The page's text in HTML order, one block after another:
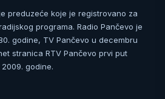
preduzeće koje je registrovano za
programa. Radio Pančevo je
godine, TV Pančevo u decembru
stranica RTV Pančevo prvi put
godine.